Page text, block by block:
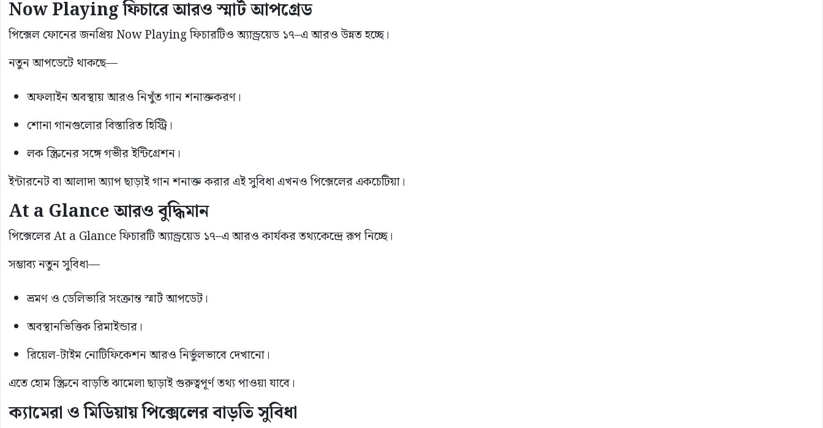
Now Playing ফিচারে আরও স্মার্ট আপগ্রেড
পিক্সেল ফোনের জনপ্রিয় Now Playing ফিচারটিও অ্যান্ড্রয়েড ১৭–এ আরও উন্নত হচ্ছে।
নতুন আপডেটে থাকছে—
অফলাইন অবস্থায় আরও নিখুঁত গান শনাক্তকরণ।
শোনা গানগুলোর বিস্তারিত হিস্ট্রি।
লক স্ক্রিনের সঙ্গে গভীর ইন্টিগ্রেশন।
ইন্টারনেট বা আলাদা অ্যাপ ছাড়াই গান শনাক্ত করার এই সুবিধা এখনও পিক্সেলের একচেটিয়া।
At a Glance আরও বুদ্ধিমান
পিক্সেলের At a Glance ফিচারটি অ্যান্ড্রয়েড ১৭–এ আরও কার্যকর তথ্যকেন্দ্রে রূপ নিচ্ছে।
সম্ভাব্য নতুন সুবিধা—
ভ্রমণ ও ডেলিভারি সংক্রান্ত স্মার্ট আপডেট।
অবস্থানভিত্তিক রিমাইন্ডার।
রিয়েল-টাইম নোটিফিকেশন আরও নির্ভুলভাবে দেখানো।
এতে হোম স্ক্রিনে বাড়তি ঝামেলা ছাড়াই গুরুত্বপূর্ণ তথ্য পাওয়া যাবে।
ক্যামেরা ও মিডিয়ায় পিক্সেলের বাড়তি সুবিধা